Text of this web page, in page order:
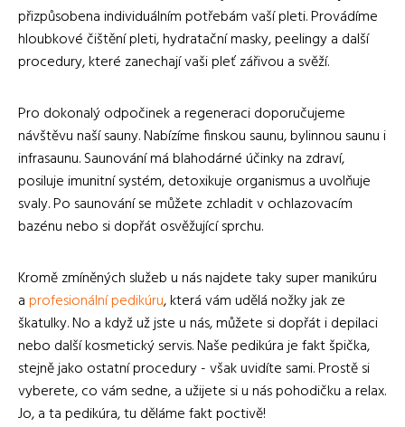
přizpůsobena individuálním potřebám vaší pleti. Provádíme
hloubkové čištění pleti, hydratační masky, peelingy a další
procedury, které zanechají vaši pleť zářivou a svěží.
Pro dokonalý odpočinek a regeneraci doporučujeme
návštěvu naší sauny. Nabízíme finskou saunu, bylinnou saunu i
infrasaunu. Saunování má blahodárné účinky na zdraví,
posiluje imunitní systém, detoxikuje organismus a uvolňuje
svaly. Po saunování se můžete zchladit v ochlazovacím
bazénu nebo si dopřát osvěžující sprchu.
Kromě zmíněných služeb u nás najdete taky super manikúru
aprofesionální pedikúru, která vám udělá nožky jak ze
škatulky. No a když už jste u nás, můžete si dopřát i depilaci
nebo další kosmetický servis. Naše pedikúra je fakt špička,
stejně jako ostatní procedury - však uvidíte sami. Prostě si
vyberete, co vám sedne, a užijete si u nás pohodičku a relax.
Jo, a ta pedikúra, tu děláme fakt poctivě!